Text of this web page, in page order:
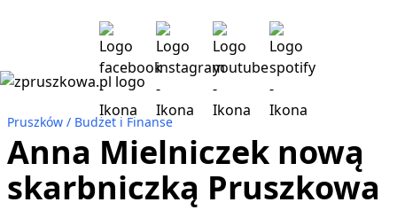
Pruszków Budżet i Finanse
Anna Mielniczek nową
skarbniczką Pruszkowa